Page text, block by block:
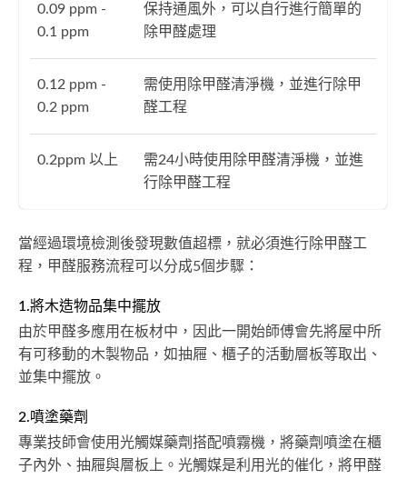
0.09 ppm -
0.1 ppm
保持通風外，可以自行進行簡單的
除甲醛處理
0.12 ppm -
0.2 ppm
需使用除甲醛清淨機，並進行除甲
醛工程
0.2ppm 以上
需24小時使用除甲醛清淨機，並進
行除甲醛工程
當經過環境檢測後發現數值超標，就必須進行除甲醛工
程，甲醛服務流程可以分成5個步驟：
1.將木造物品集中擺放
由於甲醛多應用在板材中，因此一開始師傅會先將屋中所
有可移動的木製物品，如抽屜、櫃子的活動層板等取出、
並集中擺放。
2.噴塗藥劑
專業技師會使用光觸媒藥劑搭配噴霧機，將藥劑噴塗在櫃
子內外、抽屜與層板上。光觸媒是利用光的催化，將甲醛